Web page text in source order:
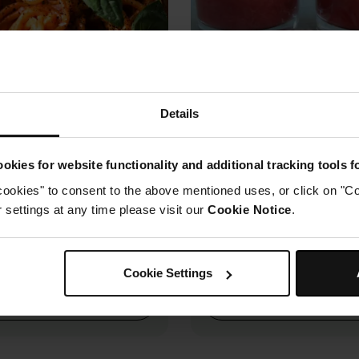
Details
for website functionality and additional tracking tools
to consent to the above mentioned uses, or click on
settings at any time please visit our Cookie Notice.
Cookie Settings
+2 plus
aux poivrons
noix de cajou et à
0.0 (0)
Voir la recette
Boisson Chaude +4 plus
Compote de
citron vert et
0.0 (0)
By Nutritiously Naughty
Voir la recette